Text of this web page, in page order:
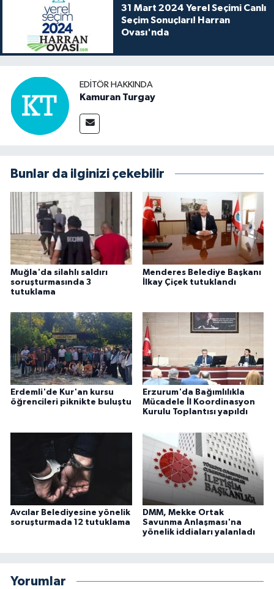
31 Mart 2024 Yerel Seçimi Canlı
Seçim Sonuçları! Harran
Ovası'nda
EDITÖR HAKKINDA
Kamuran Turgay
Bunlar da ilginizi çekebilir
Muğla'da silahlı saldırı
soruşturmasında 3
tutuklama
Menderes Belediye Başkanı
İlkay Çiçek tutuklandı
Erdemli'de Kur'an kursu
öğrencileri piknikte buluştu
Erzurum'da Bağımlılıkla
Mücadele İl Koordinasyon
Kurulu Toplantısı yapıldı
Avcılar Belediyesine yönelik
soruşturmada 12 tutuklama
DMM, Mekke Ortak
Savunma Anlaşması'na
yönelik iddiaları yalanladı
Yorumlar